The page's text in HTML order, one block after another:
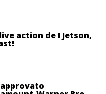
action de I Jetson,